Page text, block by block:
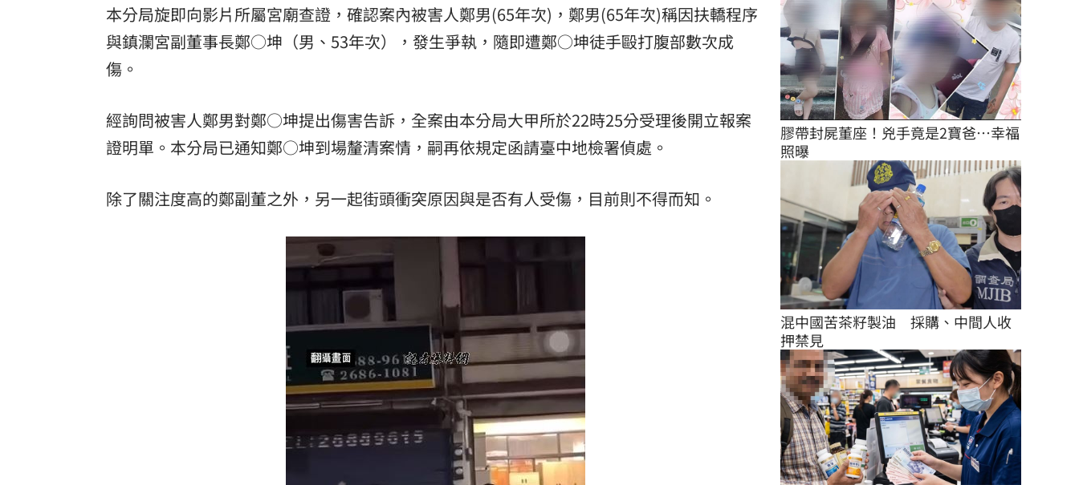
本分局旋即向影片所屬宮廟查證，確認案內被害人鄭男(65年次)，鄭男(65年次)稱因扶轎程序
與鎮瀾宮副董事長鄭○坤（男、53年次），發生爭執，隨即遭鄭○坤徒手毆打腹部數次成
傷。
經詢問被害人鄭男對鄭○坤提出傷害告訴，全案由本分局大甲所於22時25分受理後開立報案
證明單。本分局已通知鄭○坤到場釐清案情，嗣再依規定函請臺中地檢署偵處。
除了關注度高的鄭副董之外，另一起街頭衝突原因與是否有人受傷，目前則不得而知。
膠帶封屍董座！兇手竟是2寶爸…幸福
照曝
混中國苦茶籽製油　採購、中間人收
押禁見